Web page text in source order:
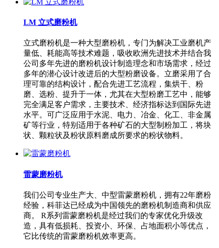
LM 立式磨粉机
立式磨粉机是一种大型磨粉机，专门为解决工业磨机产
量低、耗能高等技术难题，吸收欧洲先进技术并结合我
公司多年先进的磨粉机设计制造理念和市场需求，经过
多年的潜心设计改进后的大型粉磨设备。立磨采用了合
理可靠的结构设计，配合先进工艺流程，集烘干、粉
磨、选粉、提升于一体，尤其在大型粉磨工艺中，能够
完全满足客户需求，主要技术、经济指标达到国际先进
水平。可广泛应用于水泥、电力、冶金、化工、非金属
矿等行业，特别适用于各种矿石的大型制粉加工，将块
状、颗粒状及粉状原料磨成所要求的粉状物料。
雷蒙磨粉机
我们公司专业生产大、中型雷蒙磨粉机，拥有22年磨粉
经验，科菲达已经成为中国领先的磨粉机制造商和供应
商。 R系列雷蒙磨粉机是经过我们的专家优化升级改
造，具有低损耗、投资小、环保、占地面积小等优点，
它比传统的雷蒙磨粉机效率更高。